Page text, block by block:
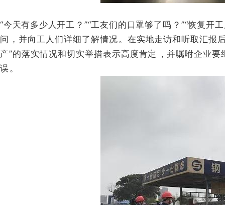
“今天有多少人开工 ？”“工友们的口罩够了吗？”“恢复开工
问，并向工人们详细了解情况 。 在实地走访和听取汇报后
产”的落实情况和切实举措表示高度肯定，并嘱咐企业
误 。